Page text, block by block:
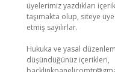
üyelerimiz yazdıkları
taşımakta olup, siteye
etmiş sayılırlar.
Hukuka ve yasal
düşündüğünüz içerikleri,